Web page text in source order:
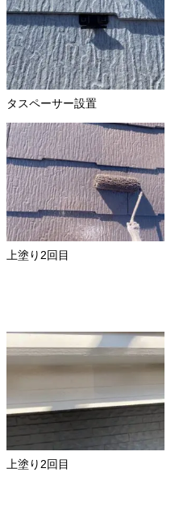
タスペーサー設置
上塗り2回目
上塗り2回目